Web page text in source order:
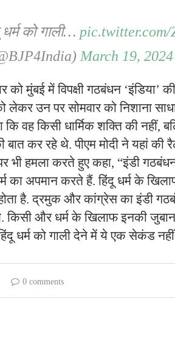
को गाली…
March 19, 2024
को मुंबई में विपक्षी गठबंधन ‘इंडिया’
लेकर उन पर सोमवार को निशाना
कि वह किसी धार्मिक शक्ति की नहीं,
बात कर रहे थे. पीएम मोदी ने यहां की
भी हमला करते हुए कहा, “इंडी
का अपमान करते हैं. हिंदू धर्म के
है. द्रमुक और कांग्रेस का इंडी
किसी और धर्म के खिलाफ इनकी
धर्म को गाली देने में ये एक सेकंड
0 comments